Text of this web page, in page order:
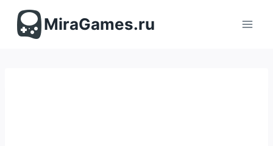
содержимомуMiraGames.ru